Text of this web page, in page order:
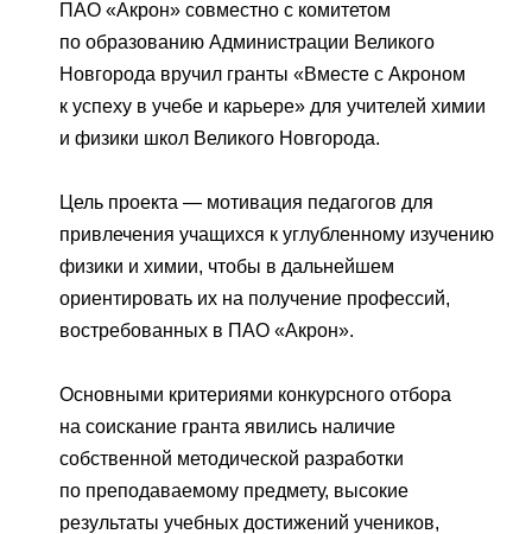
ПАО «Дорогобуж»
Yong Sheng Feng
Acron Brasil Ltda.
ООО «Плодородие»
Качество
Торгово-сбытовая политика
Корпоративное управление
Акционерам
Раскрытие информации
Информация для инвесторов
Аналитикам
Окружающая среда
Забота о сотрудниках
Национальный Институт
Профессиональные стандарты
Пресс-центр
Логотипы
Видео
Фотогалерея
Карьера
Вакансии
Учебные центры
ЯндексДзен
ПАО «Акрон» совместно с комитетом
по образованию Администрации Великого
Новгорода вручил гранты «Вместе с Акроном
к успеху в учебе и карьере» для учителей химии
и физики школ Великого Новгорода.
Цель проекта — мотивация педагогов для
привлечения учащихся к углубленному изучению
физики и химии, чтобы в дальнейшем
ориентировать их на получение профессий,
востребованных в ПАО «Акрон».
Основными критериями конкурсного отбора
на соискание гранта явились наличие
собственной методической разработки
по преподаваемому предмету, высокие
результаты учебных достижений учеников,